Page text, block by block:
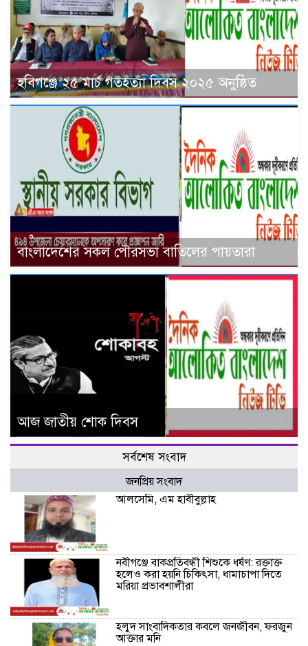
হবিগঞ্জে ২৫ মার্চ গতহত্যা দিবস ২০২৫ অনুষ্ঠিত
বাংলাদেশের সকল পৌরসভা বাতিলের পায়তারা
আজ জাতীয় শোক দিবস
সর্বশেষ সংবাদ
জনপ্রিয় সংবাদ
আলসেমি, এম হাবীবুল্লাহ
নবীগঞ্জে বাকপ্রতিবন্ধী শিশুকে ধর্ষণ: রক্তাক্ত
হলেও করা হয়নি চিকিৎসা, ধামাচাপা দিতে
মরিয়া প্রভাবশালীরা
হলুদ সাংবাদিকতার কবলে জনজীবন, ফরজুন
আক্তার মনি